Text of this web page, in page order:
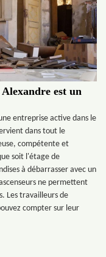
est un
entreprise active dans le
dans tout le
compétente et
soit l'étage de
à débarrasser avec un
ne permettent
Les travailleurs de
compter sur leur